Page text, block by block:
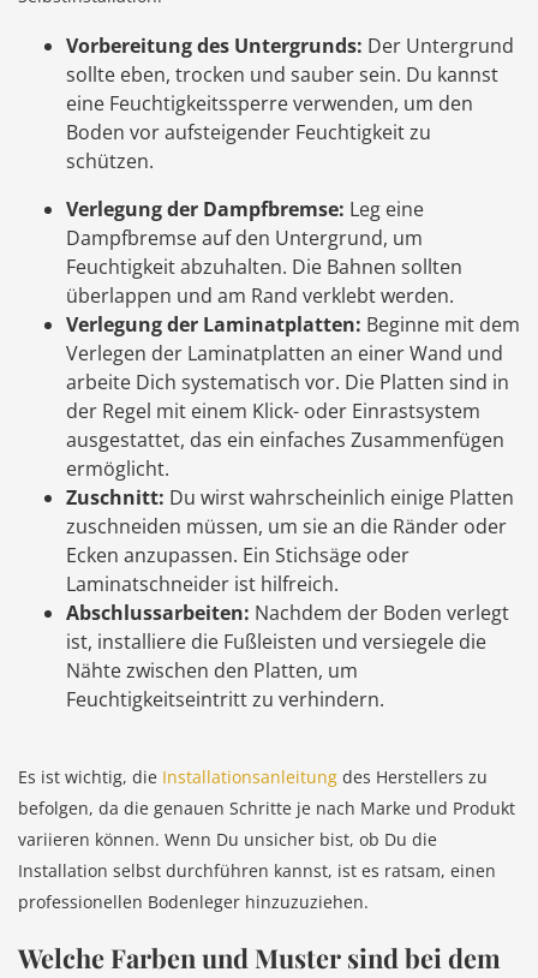
Vorbereitung des Untergrunds: Der Untergrund
sollte eben, trocken und sauber sein. Du kannst
eine Feuchtigkeitssperre verwenden, um den
Boden vor aufsteigender Feuchtigkeit zu
schützen.
Verlegung der Dampfbremse: Leg eine
Dampfbremse auf den Untergrund, um
Feuchtigkeit abzuhalten. Die Bahnen sollten
überlappen und am Rand verklebt werden.
Verlegung der Laminatplatten: Beginne mit dem
Verlegen der Laminatplatten an einer Wand und
arbeite Dich systematisch vor. Die Platten sind in
der Regel mit einem Klick- oder Einrastsystem
ausgestattet, das ein einfaches Zusammenfügen
ermöglicht.
Zuschnitt: Du wirst wahrscheinlich einige Platten
zuschneiden müssen, um sie an die Ränder oder
Ecken anzupassen. Ein Stichsäge oder
Laminatschneider ist hilfreich.
Abschlussarbeiten: Nachdem der Boden verlegt
ist, installiere die Fußleisten und versiegele die
Nähte zwischen den Platten, um
Feuchtigkeitseintritt zu verhindern.
Es ist wichtig, die Installationsanleitung des Herstellers zu
befolgen, da die genauen Schritte je nach Marke und Produkt
variieren können. Wenn Du unsicher bist, ob Du die
Installation selbst durchführen kannst, ist es ratsam, einen
professionellen Bodenleger hinzuzuziehen.
Welche Farben und Muster sind bei dem